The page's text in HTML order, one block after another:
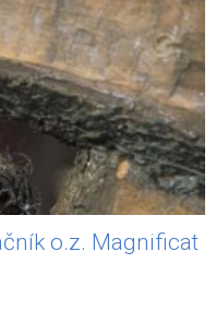
o.z. Magnificat